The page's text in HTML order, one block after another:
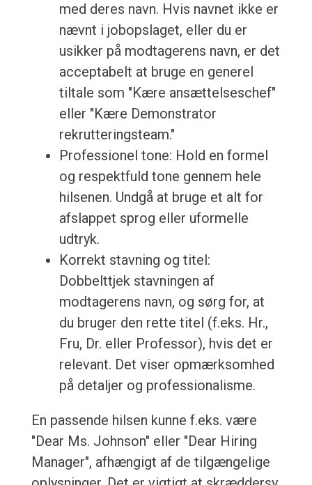
med deres navn. Hvis navnet ikke er
nævnt i jobopslaget, eller du er
usikker på modtagerens navn, er det
acceptabelt at bruge en generel
tiltale som "Kære ansættelseschef"
eller "Kære Demonstrator
rekrutteringsteam."
Professionel tone: Hold en formel
og respektfuld tone gennem hele
hilsenen. Undgå at bruge et alt for
afslappet sprog eller uformelle
udtryk.
Korrekt stavning og titel:
Dobbelttjek stavningen af
modtagerens navn, og sørg for, at
du bruger den rette titel (f.eks. Hr.,
Fru, Dr. eller Professor), hvis det er
relevant. Det viser opmærksomhed
på detaljer og professionalisme.
En passende hilsen kunne f.eks. være
"Dear Ms. Johnson" eller "Dear Hiring
Manager", afhængigt af de tilgængelige